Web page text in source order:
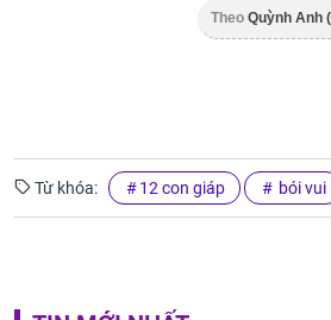
Theo Quỳnh Anh
Từ khóa: 12 con giáp bói vui